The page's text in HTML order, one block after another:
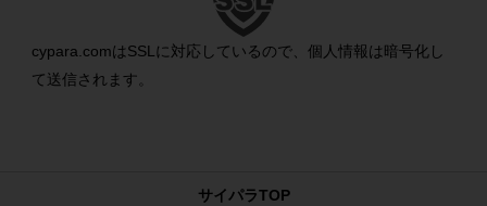
cypara.comはSSLに対応しているので、個人情報は暗号化し
て送信されます。
サイパラTOP